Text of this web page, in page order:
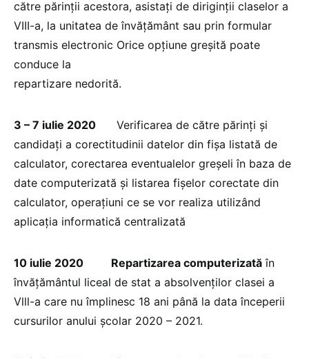
către părinții acestora, asistați de diriginții claselor a
VIII-a, la unitatea de învățământ sau prin formular
transmis electronic Orice opțiune greșită poate
conduce la
repartizare nedorită.
3 – 7 iulie 2020 Verificarea de către părinți și
candidați a corectitudinii datelor din fișa listată de
calculator, corectarea eventualelor greșeli în baza de
date computerizată și listarea fișelor corectate din
calculator, operațiuni ce se vor realiza utilizând
aplicația informatică centralizată
10 iulie 2020 Repartizarea computerizată în
învățământul liceal de stat a absolvenților clasei a
Vlll-a care nu împlinesc 18 ani până la data începerii
cursurilor anului școlar 2020 – 2021.